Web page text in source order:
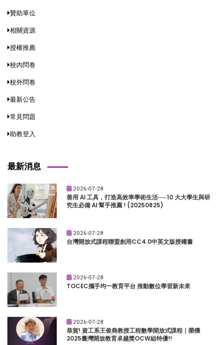
贊助單位
相關資源
授權推薦
校內問卷
校外問卷
最新公告
常見問題
助教登入
最新消息
2026-07-28
善用 AI 工具，打造高效率學術生活──10 大大學生與研
究生必備 AI 幫手推薦 ! (20250825)
2026-07-28
台灣開放式課程聯盟創用CC4.0中英文版授權書
2026-07-28
TOCEC攜手均一教育平台 推動數位學習新未來
2026-07-28
恭賀! 資工系王俊堯教授工程數學開放式課程｜榮獲
2025臺灣開放教育卓越獎OCW組特優!!